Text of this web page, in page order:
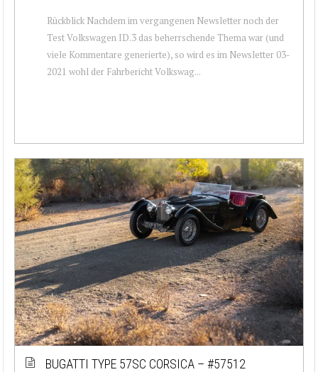
Rückblick Nachdem im vergangenen Newsletter noch der
Test Volkswagen ID.3 das beherrschende Thema war (und
viele Kommentare generierte), so wird es im Newsletter 03-
2021 wohl der Fahrbericht Volkswag...
BUGATTI TYPE 57SC CORSICA – #57512